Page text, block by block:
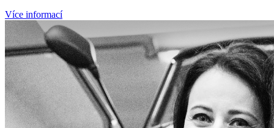
Více informací